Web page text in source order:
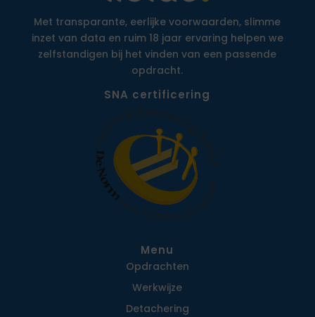
Met transparante, eerlijke voorwaarden, slimme
inzet van data en ruim 18 jaar ervaring helpen we
zelfstandigen bij het vinden van een passende
opdracht.
SNA certificering
Menu
Opdrachten
Werkwijze
Detachering